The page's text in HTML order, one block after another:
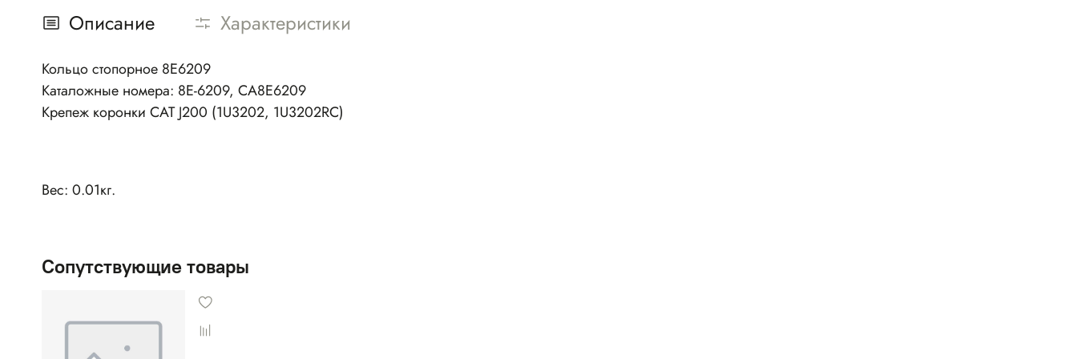
Описание Характеристики
Кольцо стопорное 8E6209
Каталожные номера: 8E-6209, CA8E6209
Крепеж коронки CAT J200 (1U3202, 1U3202RC)
Вес: 0.01кг.
Сопутствующие товары